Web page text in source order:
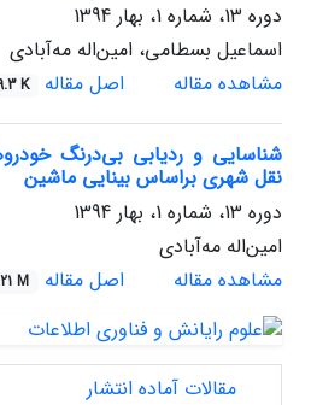
دوره 13، شماره 1، بهار 1394
اسماعیل بسطامی، امین‌اله مه‌آبادی
مشاهده مقاله
اصل مقاله K
شناسایی و ردیابی بی‌درنگ
نقل شهری براساس بینایی ماشین
دوره 13، شماره 1، بهار 1394
امین‌اله مه‌آبادی
مشاهده مقاله
اصل مقاله M
مقالات آماده انتشار